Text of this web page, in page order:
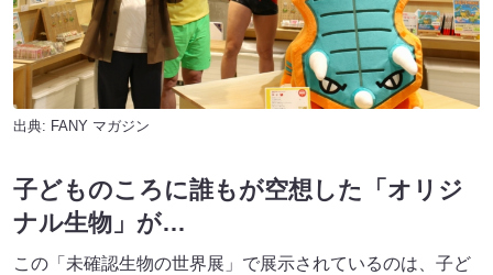
出典: FANY マガジン
子どものころに誰もが空想した「オリジ
ナル生物」が…
この「未確認生物の世界展」で展示されているのは、子ど